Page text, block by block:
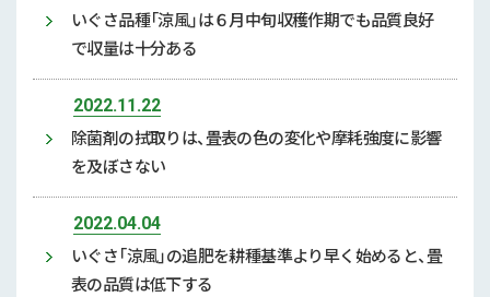
いぐさ品種「涼風」は６月中旬収穫作期でも品質良好
で収量は十分ある
2022.11.22
除菌剤の拭取りは、畳表の色の変化や摩耗強度に影響
を及ぼさない
2022.04.04
いぐさ「涼風」の追肥を耕種基準より早く始めると、畳
表の品質は低下する